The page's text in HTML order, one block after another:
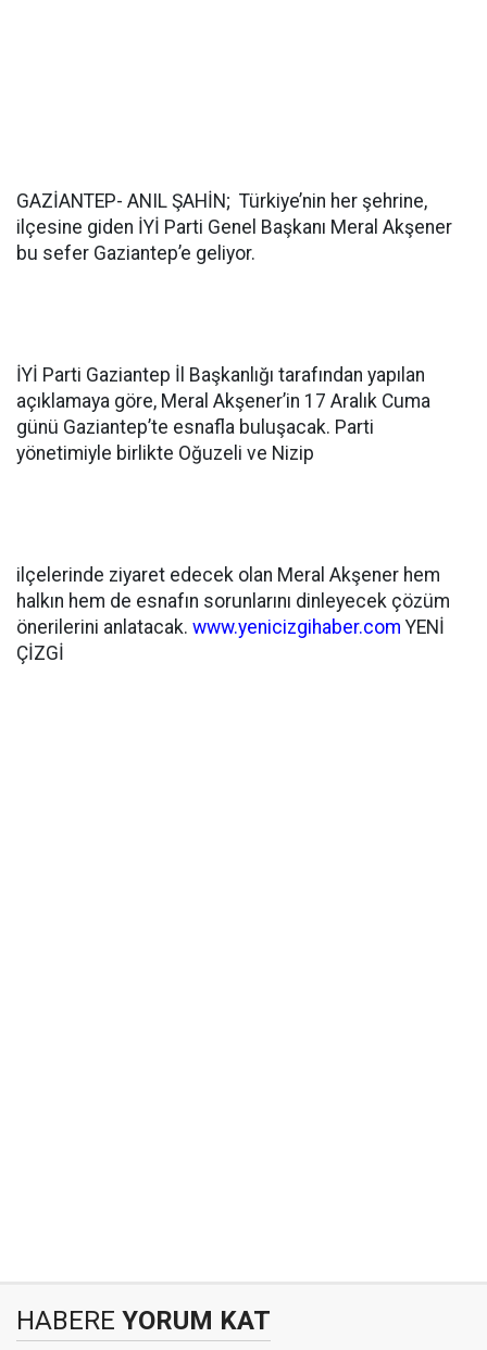
GAZİANTEP- ANIL ŞAHİN; Türkiye’nin her şehrine,
ilçesine giden İYİ Parti Genel Başkanı Meral Akşener
bu sefer Gaziantep’e geliyor.
İYİ Parti Gaziantep İl Başkanlığı tarafından yapılan
açıklamaya göre, Meral Akşener’in 17 Aralık Cuma
günü Gaziantep’te esnafla buluşacak. Parti
yönetimiyle birlikte Oğuzeli ve Nizip
ilçelerinde ziyaret edecek olan Meral Akşener hem
halkın hem de esnafın sorunlarını dinleyecek çözüm
önerilerini anlatacak. www.yenicizgihaber.com YENİ
ÇİZGİ
HABERE YORUM KAT